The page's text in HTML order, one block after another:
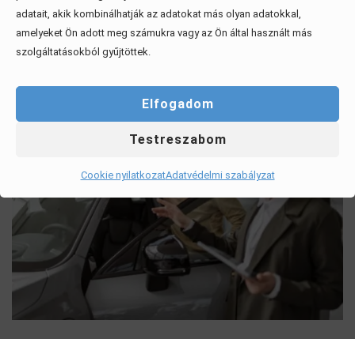
adatait, akik kombinálhatják az adatokat más olyan adatokkal,
amelyeket Ön adott meg számukra vagy az Ön által használt más
szolgáltatásokból gyűjtöttek.
Elfogadom
Testreszabom
Cookie nyilatkozatAdatvédelmi szabályzat
Érdekel, elolvasom